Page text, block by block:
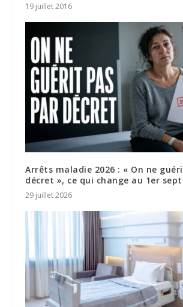
19 juillet 2016
Arrêts maladie 2026 : « On ne
décret », ce qui change au 1er
29 juillet 2026